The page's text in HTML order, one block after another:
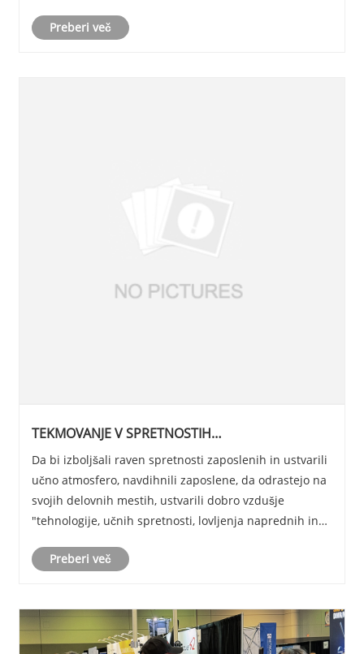
združujemo moči, skupaj zmagujemo v priho......
Preberi več
TEKMOVANJE V SPRETNOSTIH
Da bi izboljšali raven spretnosti zaposlenih in ustvarili
učno atmosfero, navdihnili zaposlene, da odrastejo na
svojih delovnih mestih, ustvarili dobro vzdušje
"tehnologije, učnih spretnosti, lovljenja naprednih in
April z "notranjimi popravljalni......
Preberi več